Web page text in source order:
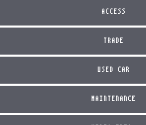
ACCESS
TRADE
USED CAR
MAINTENANCE